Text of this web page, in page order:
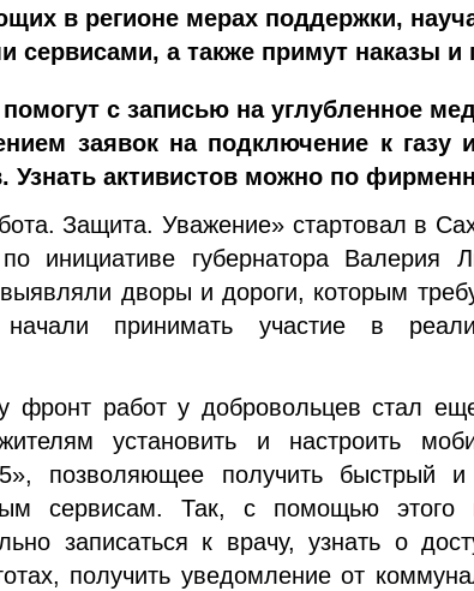
в регионе мерах поддержки,
сервисами, а также примут наказы и
с записью на углубленное
заявок на подключение к газу
Узнать активистов можно по
Защита. Уважение» стартовал в
инициативе губернатора Валерия
дворы и дороги, которым
начали принимать участие в
фронт работ у добровольцев стал
установить и настроить
позволяющее получить быстрый
сервисам. Так, с помощью этого
записаться к врачу, узнать о
получить уведомление от